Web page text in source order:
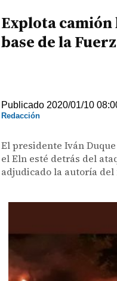
Explota
base de la
Publicado 2020/01/10
Redacción
El presidente Iván
el Eln esté detrás del
adjudicado la autoría del